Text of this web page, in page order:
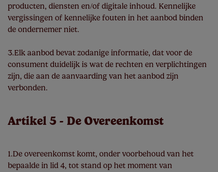
producten, diensten en/of digitale inhoud. Kennelijke
vergissingen of kennelijke fouten in het aanbod binden
de ondernemer niet.
3.Elk aanbod bevat zodanige informatie, dat voor de
consument duidelijk is wat de rechten en verplichtingen
zijn, die aan de aanvaarding van het aanbod zijn
verbonden.
Artikel 5 - De Overeenkomst
1.De overeenkomst komt, onder voorbehoud van het
bepaalde in lid 4, tot stand op het moment van